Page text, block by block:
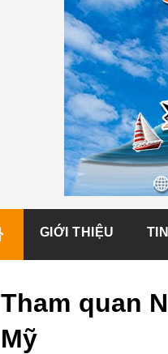
GIỚI THIỆU
Tham quan
Mỹ